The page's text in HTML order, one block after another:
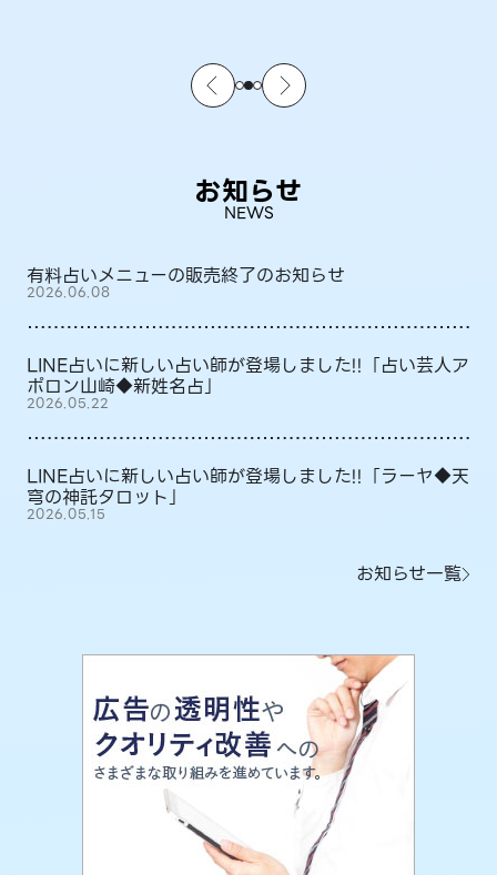
お知らせ
NEWS
有料占いメニューの販売終了のお知らせ
2026.06.08
LINE占いに新しい占い師が登場しました!!「占い芸人ア
ポロン山崎◆新姓名占」
2026.05.22
LINE占いに新しい占い師が登場しました!!「ラーヤ◆天
穹の神託タロット」
2026.05.15
お知らせ一覧